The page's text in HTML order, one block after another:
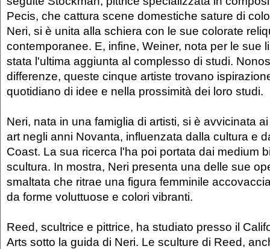
Pecis, che cattura scene domestiche sature di
Neri, si è unita alla schiera con le sue colorate
contemporanee. E, infine, Weiner, nota per le sue
stata l'ultima aggiunta al complesso di studi.
differenze, queste cinque artiste trovano
quotidiano di idee e nella prossimità dei loro studi.
Neri, nata in una famiglia di artisti, si è avvicinata
art negli anni Novanta, influenzata dalla cultura e
Coast. La sua ricerca l'ha poi portata dai medium
scultura. In mostra, Neri presenta una delle sue
smaltata che ritrae una figura femminile
da forme voluttuose e colori vibranti.
Reed, scultrice e pittrice, ha studiato presso il
Arts sotto la guida di Neri. Le sculture di Reed,